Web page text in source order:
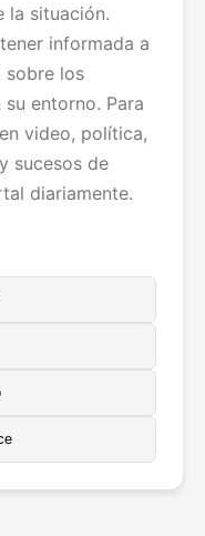
la situación.
informada a
sobre los
entorno. Para
video, política,
sucesos de
diariamente.